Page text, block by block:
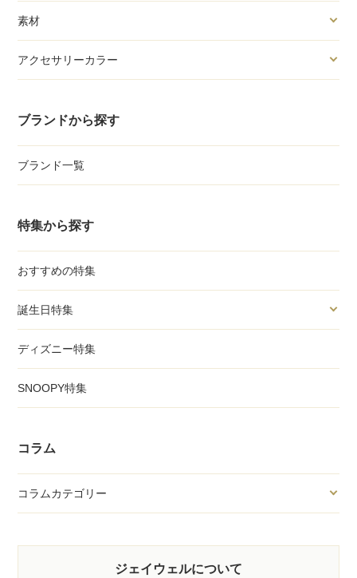
素材
アクセサリーカラー
ブランドから探す
ブランド一覧
特集から探す
おすすめの特集
誕生日特集
ディズニー特集
SNOOPY特集
コラム
コラムカテゴリー
ジェイウェルについて